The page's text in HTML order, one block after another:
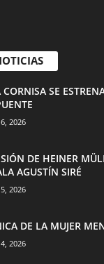
CORNISA SE
2026
DE HEINER
AGUSTÍN SIRÉ
2026
DE LA MUJER
2026